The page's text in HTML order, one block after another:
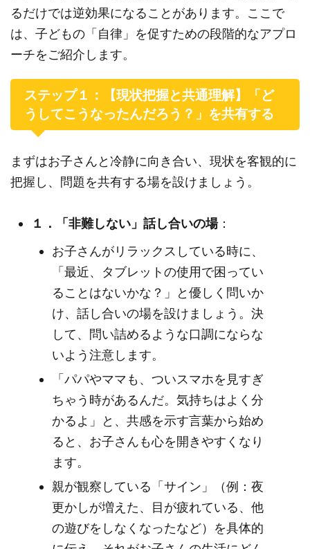
るだけでは逆効果になることがあります。ここで
は、子どもの「自律」を促すための段階的なアプロ
ーチをご紹介します。
ステップ１：【現状把握と共通理解】「ど
うしてこうなったんだろう？」を共有する
まずはお子さんと冷静に向き合い、現状を客観的に
把握し、問題を共有する場を設けましょう。
１．「非難しない」話し合いの場：
お子さんがリラックスしている時に、
「最近、タブレットの使用で困ってい
ることはないかな？」と優しく問いか
け、話し合いの場を設けましょう。決
して、問い詰めるような口調にならな
いよう注意します。
「パパやママも、ついスマホを見すぎ
ちゃう時があるんだ。気持ちはよく分
かるよ」と、共感を示す言葉から始め
ると、お子さんも心を開きやすくなり
ます。
親が観察している「サイン」（例：夜
更かしが増えた、目が疲れている、他
の遊びをしなくなったなど）を具体的